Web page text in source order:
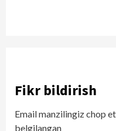
Fikr bildirish
Email manzilingiz chop
belgilangan